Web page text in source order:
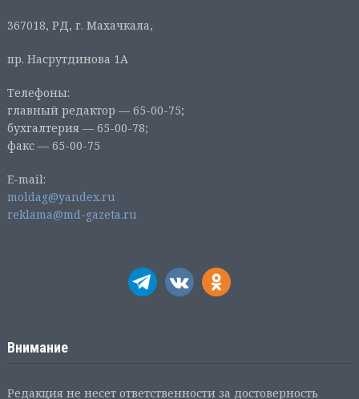
367018, РД, г. Махачкала,
пр. Насрутдинова 1А
Телефоны:
главный редактор — 65-00-75;
бухгалтерия — 65-00-78;
факс — 65-00-75
E-mail:
moldag@yandex.ru
reklama@md-gazeta.ru
Внимание
Редакция не несет ответственности за достоверность